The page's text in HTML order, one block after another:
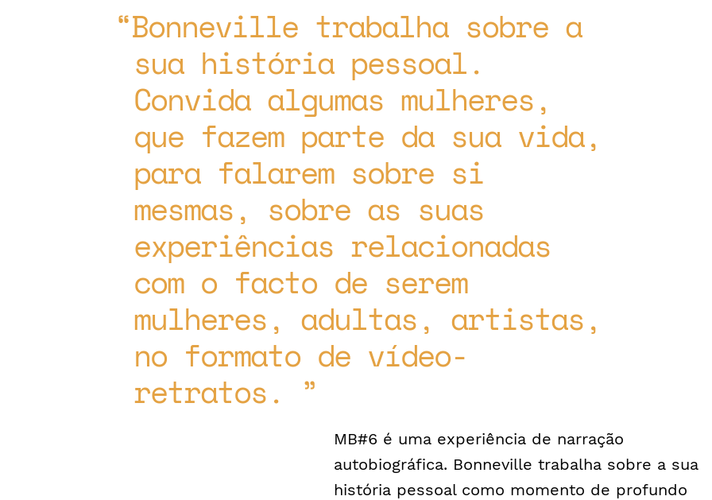
Bonneville trabalha sobre a
sua história pessoal.
Convida algumas mulheres,
que fazem parte da sua vida,
para falarem sobre si
mesmas, sobre as suas
experiências relacionadas
com o facto de serem
mulheres, adultas, artistas,
no formato de vídeo-
retratos.
MB#6 é uma experiência de narração
autobiográfica. Bonneville trabalha sobre a sua
história pessoal como momento de profundo